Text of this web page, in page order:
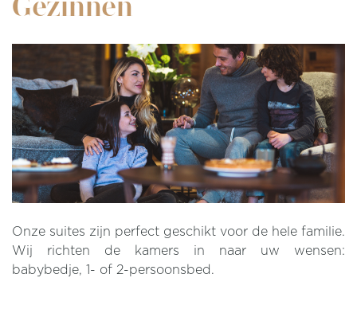
Gezinnen
Onze suites zijn perfect geschikt voor de hele familie.
Wij richten de kamers in naar uw wensen:
babybedje, 1- of 2-persoonsbed.